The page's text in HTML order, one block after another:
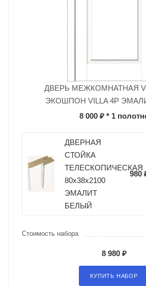
ДВЕРЬ МЕЖКОМНАТНАЯ
ЭКОШПОН VILLA 4P
8 000 ₽* 1
ДВЕРНАЯ
СТОЙКА
ТЕЛЕСКОПИЧЕСКАЯ
80х38х2100
ЭМАЛИТ
БЕЛЫЙ
980
Стоимость набора
8 980 ₽
КУПИТЬ НАБОР